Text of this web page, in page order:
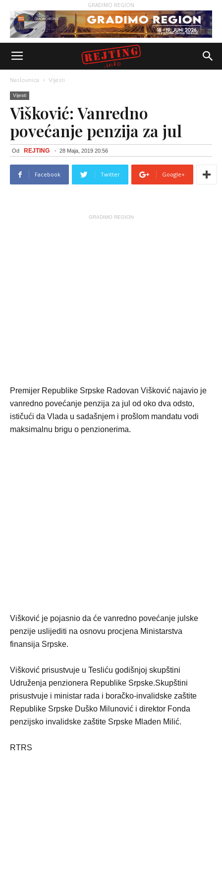
GRADIMO REGION
Naslovnica Vijesti
Vijesti
Višković: Vanredno
povećanje penzija za jul
Od REJTING - 28 Maja, 2019 20:56
Facebook Twitter Google+
GRADIMO REGION
Premijer Republike Srpske Radovan Višković najavio je
vanredno povećanje penzija za jul od oko dva odsto,
ističući da Vlada u sadašnjem i prošlom mandatu vodi
maksimalnu brigu o penzionerima.
Višković je pojasnio da će vanredno povećanje julske
penzije uslijediti na osnovu procjena Ministarstva
finansija Srpske.
Višković prisustvuje u Tesliću godišnjoj skupštini
Udruženja penzionera Republike Srpske.Skupštini
prisustvuje i ministar rada i boračko-invalidske zaštite
Republike Srpske Duško Milunović i direktor Fonda
penzijsko invalidske zaštite Srpske Mladen Milić.
RTRS